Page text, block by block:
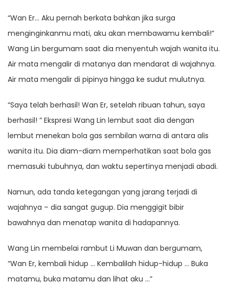
“Wan Er… Aku pernah berkata bahkan jika surga
menginginkanmu mati, aku akan membawamu kembali!”
Wang Lin bergumam saat dia menyentuh wajah wanita itu.
Air mata mengalir di matanya dan mendarat di wajahnya.
Air mata mengalir di pipinya hingga ke sudut mulutnya.
“Saya telah berhasil! Wan Er, setelah ribuan tahun, saya
berhasil! ” Ekspresi Wang Lin lembut saat dia dengan
lembut menekan bola gas sembilan warna di antara alis
wanita itu. Dia diam-diam memperhatikan saat bola gas
memasuki tubuhnya, dan waktu sepertinya menjadi abadi.
Namun, ada tanda ketegangan yang jarang terjadi di
wajahnya – dia sangat gugup. Dia menggigit bibir
bawahnya dan menatap wanita di hadapannya.
Wang Lin membelai rambut Li Muwan dan bergumam,
“Wan Er, kembali hidup … Kembalilah hidup-hidup … Buka
matamu, buka matamu dan lihat aku …”